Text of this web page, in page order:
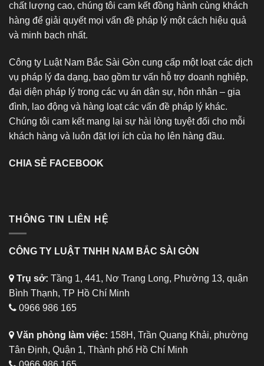
chất lượng cao, chúng tôi cam kết đồng hành cùng khách
hàng để giải quyết mọi vấn đề pháp lý một cách hiệu quả
và minh bạch nhất.
Công ty Luật Nam Bắc Sài Gòn cung cấp một loạt các dịch
vụ pháp lý đa dạng, bao gồm tư vấn hỗ trợ doanh nghiệp,
đại diện pháp lý trong các vụ án dân sự, hôn nhân – gia
đình, lao động và hàng loạt các vấn đề pháp lý khác.
Chúng tôi cam kết mang lại sự hài lòng tuyệt đối cho mỗi
khách hàng và luôn đặt lợi ích của họ lên hàng đầu.
CHIA SẺ FACEBOOK
THÔNG TIN LIÊN HỆ
CÔNG TY LUẬT TNHH NAM BẮC SÀI GÒN
Trụ sở: Tầng 1, 441, Nơ Trang Long, Phường 13, quận
Bình Thạnh, TP Hồ Chí Minh
0966 986 165
Văn phòng làm việc: 158H, Trần Quang Khải, phường
Tân Định, Quận 1, Thành phố Hồ Chí Minh